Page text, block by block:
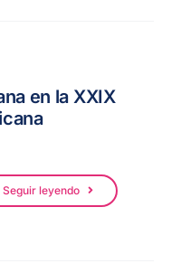
en la XXIX
Seguir leyendo